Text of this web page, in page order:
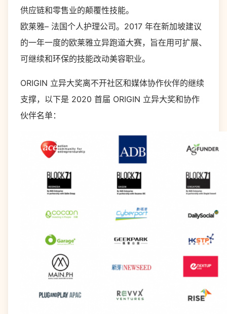
供应链和零售业的颠覆性技能。
欧莱雅– 法国个人护理公司。2017 年在新加坡建议
的一年一度的欧莱雅立异跑道大赛，旨在用可扩展、
可继续和环保的技能改动美容职业。
ORIGIN 立异大奖离不开社区和媒体协作伙伴的继续
支撑，以下是 2020 首届 ORIGIN 立异大奖和协作
伙伴名单：